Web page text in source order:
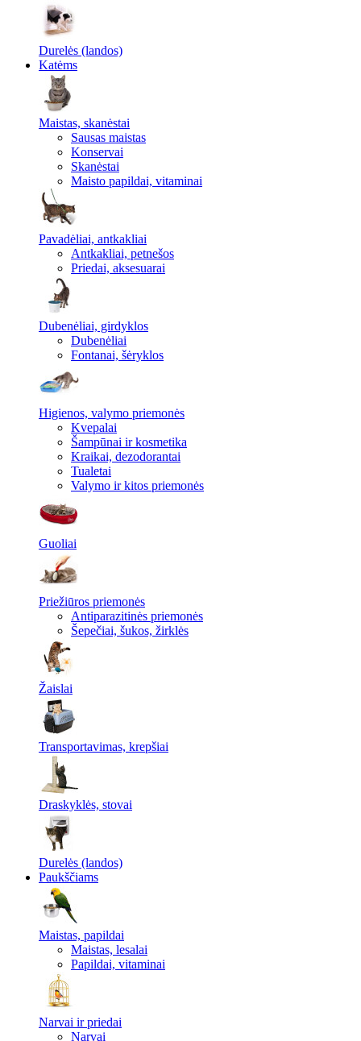
Durelės (landos)
Katėms
Maistas, skanėstai
Sausas maistas
Konservai
Skanėstai
Maisto papildai, vitaminai
Pavadėliai, antkakliai
Antkakliai, petnešos
Priedai, aksesuarai
Dubenėliai, girdyklos
Dubenėliai
Fontanai, šėryklos
Higienos, valymo priemonės
Kvepalai
Šampūnai ir kosmetika
Kraikai, dezodorantai
Tualetai
Valymo ir kitos priemonės
Guoliai
Priežiūros priemonės
Antiparazitinės priemonės
Šepečiai, šukos, žirklės
Žaislai
Transportavimas, krepšiai
Draskyklės, stovai
Durelės (landos)
Paukščiams
Maistas, papildai
Maistas, lesalai
Papildai, vitaminai
Narvai ir priedai
Narvai